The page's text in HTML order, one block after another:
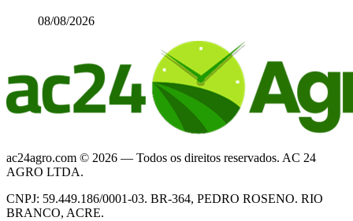
08/08/2026
ac24agro.com © 2026 — Todos os direitos reservados. AC 24
AGRO LTDA.
CNPJ: 59.449.186/0001-03. BR-364, PEDRO ROSENO. RIO
BRANCO, ACRE.